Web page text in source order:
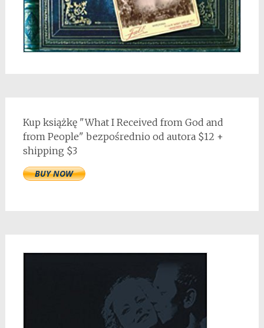
Kup książkę "What I Received from God and
from People" bezpośrednio od autora $12 +
shipping $3